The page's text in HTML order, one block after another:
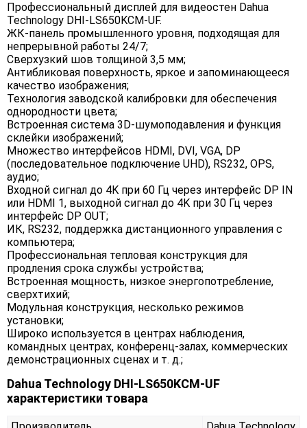
Профессиональный дисплей для видеостен Dahua
Technology DHI-LS650KCM-UF.
ЖК-панель промышленного уровня, подходящая для
непрерывной работы 24/7;
Сверхузкий шов толщиной 3,5 мм;
Антибликовая поверхность, яркое и запоминающееся
качество изображения;
Технология заводской калибровки для обеспечения
однородности цвета;
Встроенная система 3D-шумоподавления и функция
склейки изображений;
Множество интерфейсов HDMI, DVI, VGA, DP
(последовательное подключение UHD), RS232, OPS,
аудио;
Входной сигнал до 4K при 60 Гц через интерфейс DP IN
или HDMI 1, выходной сигнал до 4K при 30 Гц через
интерфейс DP OUT;
ИК, RS232, поддержка дистанционного управления с
компьютера;
Профессиональная тепловая конструкция для
продления срока службы устройства;
Встроенная мощность, низкое энергопотребление,
сверхтихий;
Модульная конструкция, несколько режимов
установки;
Широко используется в центрах наблюдения,
командных центрах, конференц-залах, коммерческих
демонстрационных сценах и т. д.;
Dahua Technology DHI-LS650KCM-UF
характеристики товара